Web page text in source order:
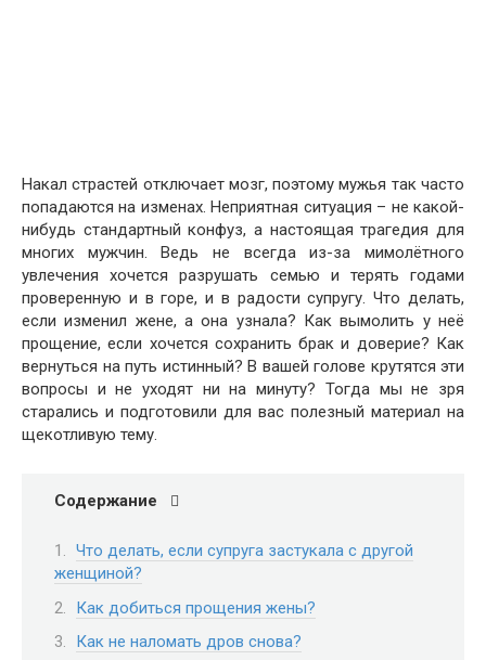
Накал страстей отключает мозг, поэтому мужья так часто
попадаются на изменах. Неприятная ситуация – не какой-
нибудь стандартный конфуз, а настоящая трагедия для
многих мужчин. Ведь не всегда из-за мимолётного
увлечения хочется разрушать семью и терять годами
проверенную и в горе, и в радости супругу. Что делать,
если изменил жене, а она узнала? Как вымолить у неё
прощение, если хочется сохранить брак и доверие? Как
вернуться на путь истинный? В вашей голове крутятся эти
вопросы и не уходят ни на минуту? Тогда мы не зря
старались и подготовили для вас полезный материал на
щекотливую тему.
Содержание
Что делать, если супруга застукала с другой
женщиной?
Как добиться прощения жены?
Как не наломать дров снова?